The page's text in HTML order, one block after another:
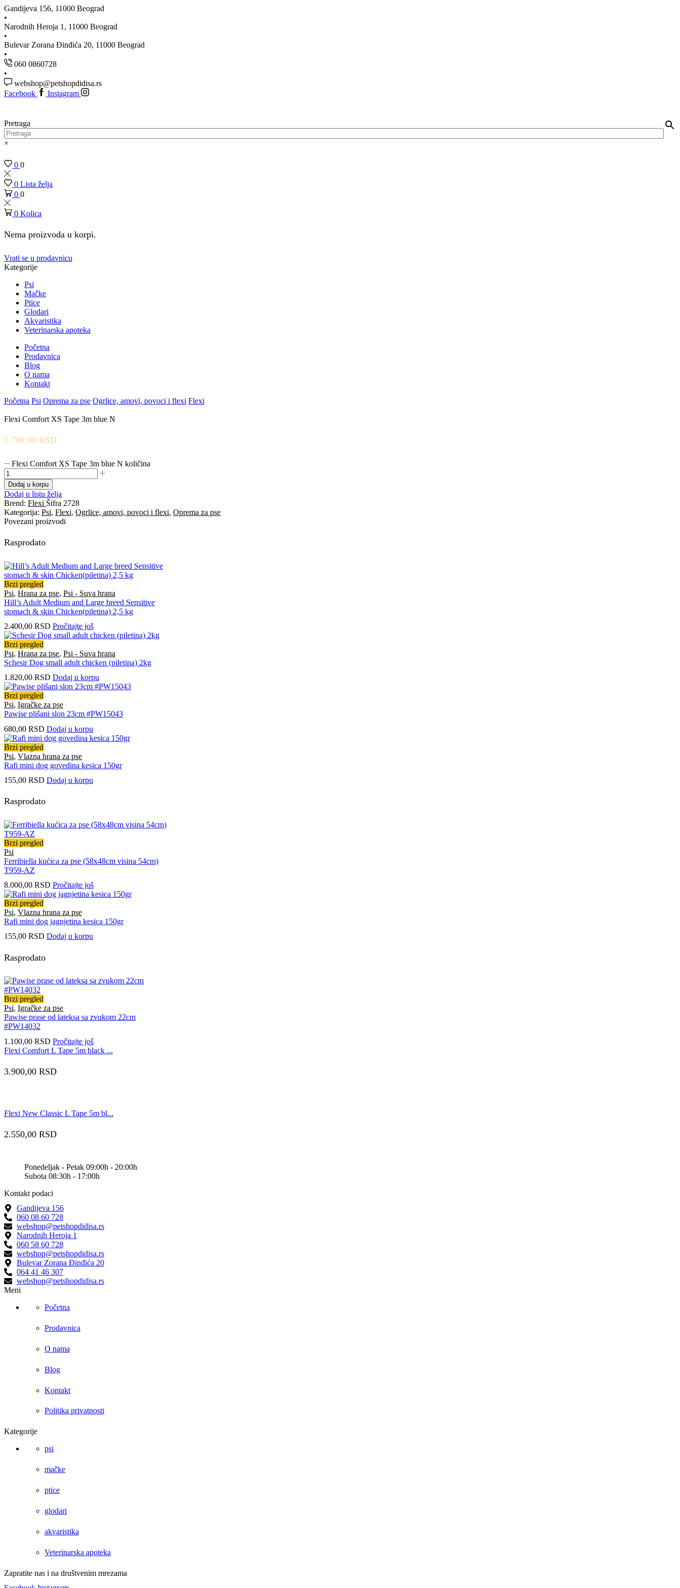
Gandijeva 156, 11000 Beograd
Narodnih Heroja 1, 11000 Beograd
Bulevar Zorana Đinđića 20, 11000 Beograd
060 0860728
webshop@petshopdidisa.rs
Facebook
Instagram
Pretraga
×
0 0
0 Lista želja
0 0
0 Kolica
Nema proizvoda u korpi.
Vrati se u prodavnicu
Kategorije
Psi
Mačke
Ptice
Glodari
Akvaristika
Veterinarska apoteka
Početna
Prodavnica
Blog
O nama
Kontakt
Početna Psi Oprema za pse Ogrlice, amovi, povoci i flexi Flexi
Flexi Comfort XS Tape 3m blue N
1.700,00 RSD
Flexi Comfort XS Tape 3m blue N količina
Dodaj u korpu
Dodaj u listu želja
Brend: Flexi Šifra 2728
Kategorija: Psi, Flexi, Ogrlice, amovi, povoci i flexi, Oprema za pse
Povezani proizvodi
Rasprodato
Brzi pregled
Psi, Hrana za pse, Psi - Suva hrana
Hill’s Adult Medium and Large breed Sensitive
stomach & skin Chicken(piletina) 2,5 kg
2.400,00 RSD Pročitajte još
Brzi pregled
Psi, Hrana za pse, Psi - Suva hrana
Schesir Dog small adult chicken (piletina) 2kg
1.820,00 RSD Dodaj u korpu
Brzi pregled
Psi, Igračke za pse
Pawise plišani slon 23cm #PW15043
680,00 RSD Dodaj u korpu
Brzi pregled
Psi, Vlazna hrana za pse
Rafi mini dog govedina kesica 150gr
155,00 RSD Dodaj u korpu
Rasprodato
Brzi pregled
Psi
Ferribiella kućica za pse (58x48cm visina 54cm)
T959-AZ
8.000,00 RSD Pročitajte još
Brzi pregled
Psi, Vlazna hrana za pse
Rafi mini dog jagnjetina kesica 150gr
155,00 RSD Dodaj u korpu
Rasprodato
Brzi pregled
Psi, Igračke za pse
Pawise prase od lateksa sa zvukom 22cm
#PW14032
1.100,00 RSD Pročitajte još
Flexi Comfort L Tape 5m black ...
3.900,00 RSD
Flexi New Classic L Tape 5m bl...
2.550,00 RSD
Ponedeljak - Petak 09:00h - 20:00h
Subota 08:30h - 17:00h
Kontakt podaci
Gandijeva 156
060 08 60 728
webshop@petshopdidisa.rs
Narodnih Heroja 1
060 58 60 728
webshop@petshopdidisa.rs
Bulevar Zorana Đinđića 20
064 41 46 307
webshop@petshopdidisa.rs
Meni
Početna
Prodavnica
O nama
Blog
Kontakt
Politika privatnosti
Kategorije
psi
mačke
ptice
glodari
akvaristika
Veterinarska apoteka
Zapratite nas i na društvenim mrezama